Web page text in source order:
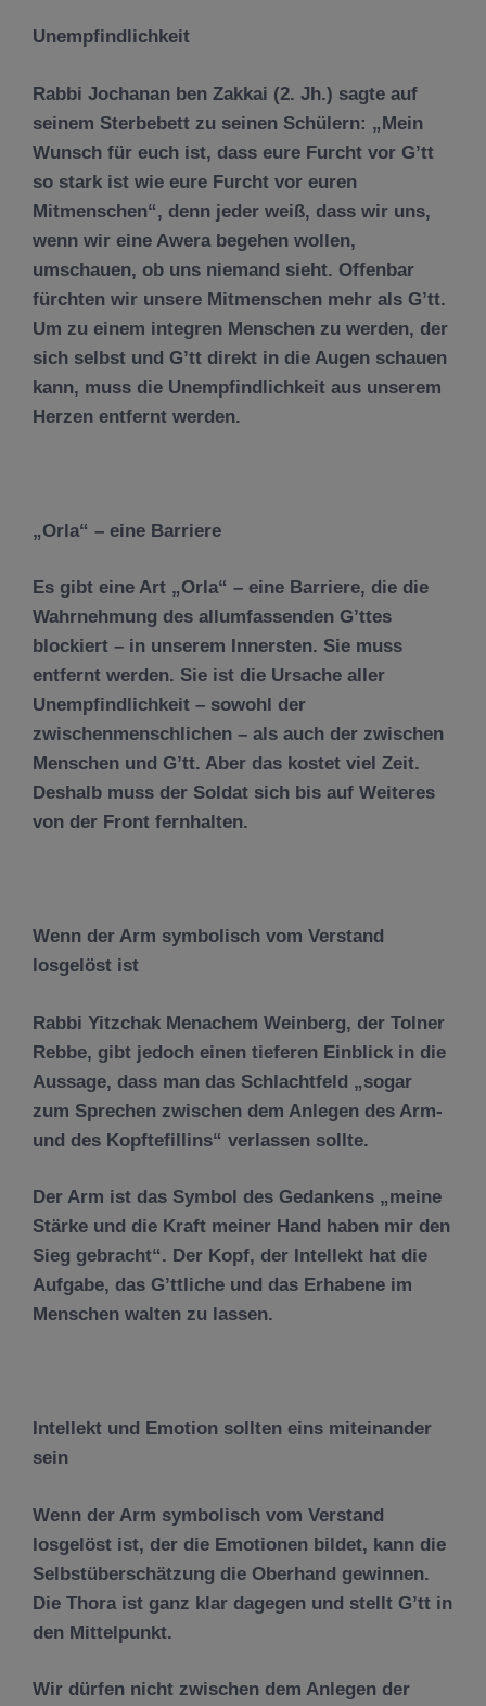
Unempfindlichkeit
Rabbi Jochanan ben Zakkai (2. Jh.) sagte auf
seinem Sterbebett zu seinen Schülern: „Mein
Wunsch für euch ist, dass eure Furcht vor G’tt
so stark ist wie eure Furcht vor euren
Mitmenschen“, denn jeder weiß, dass wir uns,
wenn wir eine Awera begehen wollen,
umschauen, ob uns niemand sieht. Offenbar
fürchten wir unsere Mitmenschen mehr als G’tt.
Um zu einem integren Menschen zu werden, der
sich selbst und G’tt direkt in die Augen schauen
kann, muss die Unempfindlichkeit aus unserem
Herzen entfernt werden.
„Orla“ – eine Barriere
Es gibt eine Art „Orla“ – eine Barriere, die die
Wahrnehmung des allumfassenden G’ttes
blockiert – in unserem Innersten. Sie muss
entfernt werden. Sie ist die Ursache aller
Unempfindlichkeit – sowohl der
zwischenmenschlichen – als auch der zwischen
Menschen und G’tt. Aber das kostet viel Zeit.
Deshalb muss der Soldat sich bis auf Weiteres
von der Front fernhalten.
Wenn der Arm symbolisch vom Verstand
losgelöst ist
Rabbi Yitzchak Menachem Weinberg, der Tolner
Rebbe, gibt jedoch einen tieferen Einblick in die
Aussage, dass man das Schlachtfeld „sogar
zum Sprechen zwischen dem Anlegen des Arm-
und des Kopftefillins“ verlassen sollte.
Der Arm ist das Symbol des Gedankens „meine
Stärke und die Kraft meiner Hand haben mir den
Sieg gebracht“. Der Kopf, der Intellekt hat die
Aufgabe, das G’ttliche und das Erhabene im
Menschen walten zu lassen.
Intellekt und Emotion sollten eins miteinander
sein
Wenn der Arm symbolisch vom Verstand
losgelöst ist, der die Emotionen bildet, kann die
Selbstüberschätzung die Oberhand gewinnen.
Die Thora ist ganz klar dagegen und stellt G’tt in
den Mittelpunkt.
Wir dürfen nicht zwischen dem Anlegen der